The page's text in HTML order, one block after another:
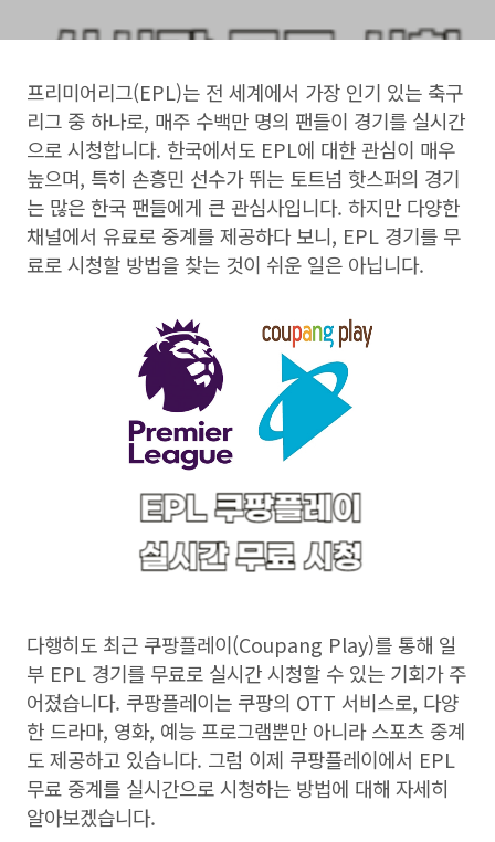
프리미어리그(EPL)는 전 세계에서 가장 인기 있는 축구
리그 중 하나로, 매주 수백만 명의 팬들이 경기를 실시간
으로 시청합니다. 한국에서도 EPL에 대한 관심이 매우
높으며, 특히 손흥민 선수가 뛰는 토트넘 핫스퍼의 경기
는 많은 한국 팬들에게 큰 관심사입니다. 하지만 다양한
채널에서 유료로 중계를 제공하다 보니, EPL 경기를 무
료로 시청할 방법을 찾는 것이 쉬운 일은 아닙니다.
다행히도 최근 쿠팡플레이(Coupang Play)를 통해 일
부 EPL 경기를 무료로 실시간 시청할 수 있는 기회가 주
어졌습니다. 쿠팡플레이는 쿠팡의 OTT 서비스로, 다양
한 드라마, 영화, 예능 프로그램뿐만 아니라 스포츠 중계
도 제공하고 있습니다. 그럼 이제 쿠팡플레이에서 EPL
무료 중계를 실시간으로 시청하는 방법에 대해 자세히
알아보겠습니다.